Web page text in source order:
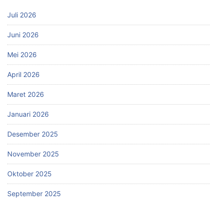
Juli 2026
Juni 2026
Mei 2026
April 2026
Maret 2026
Januari 2026
Desember 2025
November 2025
Oktober 2025
September 2025